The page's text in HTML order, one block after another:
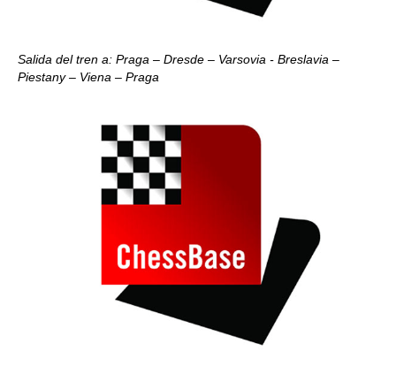
Salida del tren a: Praga – Dresde – Varsovia - Breslavia –
Piestany – Viena – Praga